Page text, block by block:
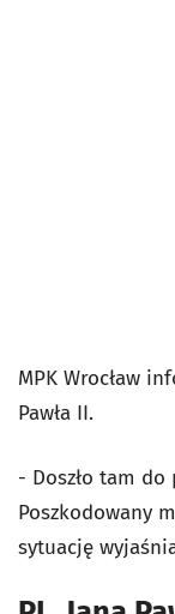
MPK Wrocław
Pawła II.
- Doszło tam
Poszkodowany
sytuację